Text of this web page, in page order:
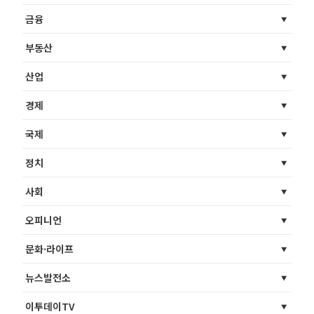
금융
부동산
산업
경제
국제
정치
사회
오피니언
문화·라이프
뉴스발전소
이투데이TV